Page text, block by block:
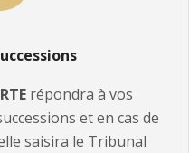
répondra à vos
et en cas de
saisira le Tribunal